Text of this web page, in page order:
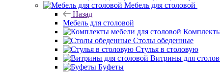
Мебель для столовой
Назад
Мебель для столовой
Столы обеденные
Стулья в столовую
Витрины для
Буфеты